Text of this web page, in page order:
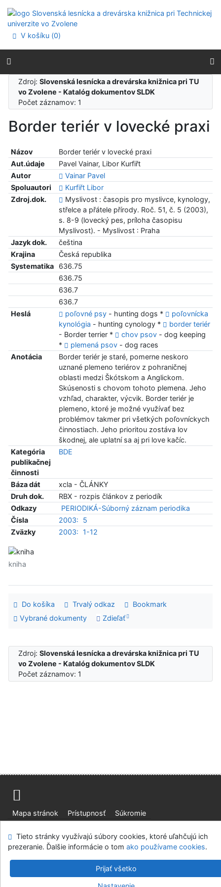
Prejsť na menu
Prehlásenie o webovej prístupnosti
V košíku (0)
Zdroj:Slovenská lesnícka a drevárska knižnica pri TU
vo Zvolene - Katalóg dokumentov SLDK
Počet záznamov: 1
Border teriér v lovecké praxi
Názov
Border teriér v lovecké praxi
Aut.údaje
Pavel Vainar, Libor Kurfiřt
Autor
Vainar Pavel
Spoluautori
Kurfiřt Libor
Zdroj.dok.
Myslivost : časopis pro myslivce, kynology,
střelce a přátele přírody. Roč. 51, č. 5 (2003),
s. 8-9 (lovecký pes, príloha časopisu
Myslivost). - Myslivost : Praha
Jazyk dok.
čeština
Krajina
Česká republika
Systematika
636.75
636.75
636.7
636.7
Heslá
poľovné psy- hunting dogs *
poľovnícka
kynológia - hunting cynology *
border teriér
- Border terrier *
chov psov- dog keeping
*
plemená psov- dog races
Anotácia
Border teriér je staré, pomerne neskoro
uznané plemeno teriérov z pohraničnej
oblasti medzi Škótskom a Anglickom.
Skúsenosti s chovom tohoto plemena. Jeho
vzhľad, charakter, výcvik. Border teriér je
plemeno, ktoré je možné využívať bez
problémov takmer pri všetkých poľovníckych
činnostiach. Jeho prioritou zostáva lov
škodnej, ale uplatní sa aj pri love kačíc.
Kategória
publikačnej
činnosti
BDE
Báza dát
xcla - ČLÁNKY
Druh dok.
RBX - rozpis článkov z periodík
Odkazy
PERIODIKÁ-Súborný záznam periodika
Čísla
2003:
5
Zväzky
2003: 1-12
kniha
Do košíka Trvalý odkaz
Bookmark
Vybrané dokumenty
Zdieľať
Zdroj:Slovenská lesnícka a drevárska knižnica pri TU
vo Zvolene - Katalóg dokumentov SLDK
Počet záznamov: 1
Mapa stránok Prístupnosť
Súkromie
Slovenská lesnícka a drevárska knižnica pri Technickej
univerzite vo Zvolene
v.4.8.63a
Tieto stránky využívajú súbory cookies, ktoré uľahčujú ich
prezeranie. Ďalšie informácie o tom ako používame cookies.
Prijať všetko